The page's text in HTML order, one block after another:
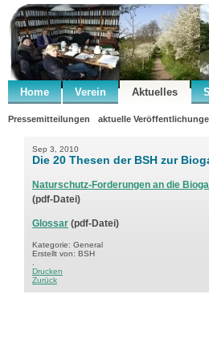
Home Verein Aktuelles
Pressemitteilungen aktuelle
Sep 3, 2010
Die 20 Thesen der BSH zur
Naturschutz-Forderungen an die
(pdf-Datei)
Glossar (pdf-Datei)
Kategorie: General
Erstellt von: BSH
Drucken
Zurück